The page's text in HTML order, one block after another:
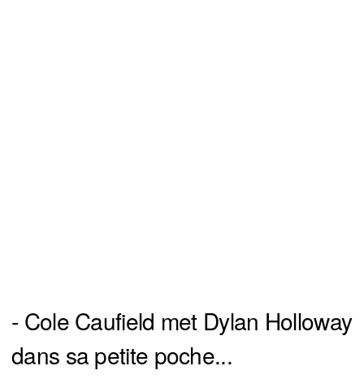
- Cole Caufield met Dylan Holloway
dans sa petite poche...